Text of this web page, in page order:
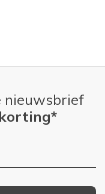
nieuwsbrief